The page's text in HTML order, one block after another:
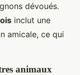
dévoués.
inclut une
amicale, ce qui
animaux